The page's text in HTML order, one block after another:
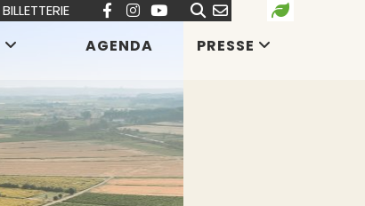
AGENDA PRESSE
BILLETTERIE